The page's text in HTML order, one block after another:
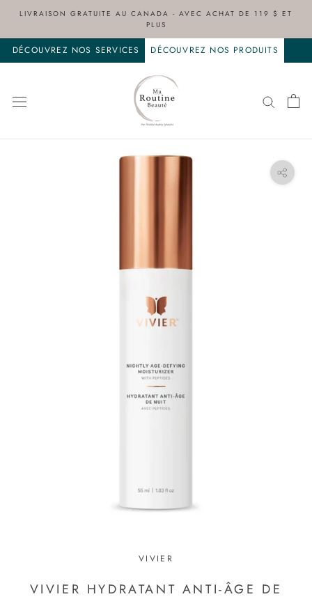
contenu
LIVRAISON GRATUITE AU CANADA - AVEC ACHAT DE 119 $ ET
PLUS
DÉCOUVREZ NOS SERVICES DÉCOUVREZ NOS PRODUITS
VIVIER
VIVIER HYDRATANT ANTI-ÂGE DE